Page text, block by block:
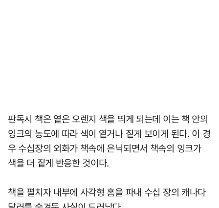
판독시 책은 옅은 오렌지 색을 띄게 되는데 이는 책 안의
잉크의 농도에 따라 색이 옅거나 짙게 보이게 된다. 이 경
우 수십장의 외화가 책속에 은닉되면서 책속의 잉크가
색을 더 짙게 반응한 것이다.
책을 펼치자 내부에 사각형 홈을 파내 수십 장의 캐나다